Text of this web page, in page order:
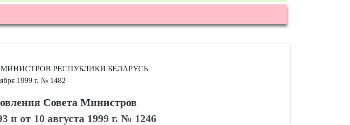
РЕСПУБЛИКИ БЕЛАРУСЬ
1999 г. № 1482
Совета Министров
и от 10 августа 1999 г. № 1246